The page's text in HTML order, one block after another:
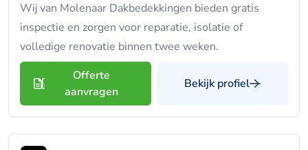
Wij van Molenaar Dakbedekkingen bieden gratis
inspectie en zorgen voor reparatie, isolatie of
volledige renovatie binnen twee weken.
Offerte
aanvragen
Bekijk profiel